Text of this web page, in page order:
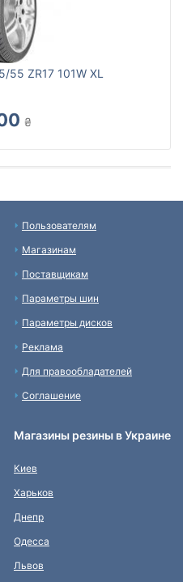
ZR17 101W XL
₴
Пользователям
Магазинам
Поставщикам
Параметры шин
Параметры дисков
Реклама
Для правообладателей
Соглашение
Магазины резины в Украине
Киев
Харьков
Днепр
Одесса
Львов